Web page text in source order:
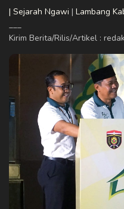
| Sejarah Ngawi | Lambang
___
Kirim Berita/Rilis/Artikel :